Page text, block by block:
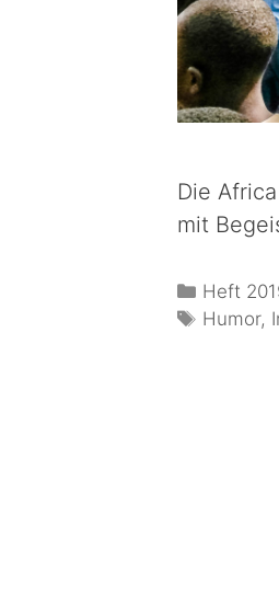
Die
mit
Heft
Humor,